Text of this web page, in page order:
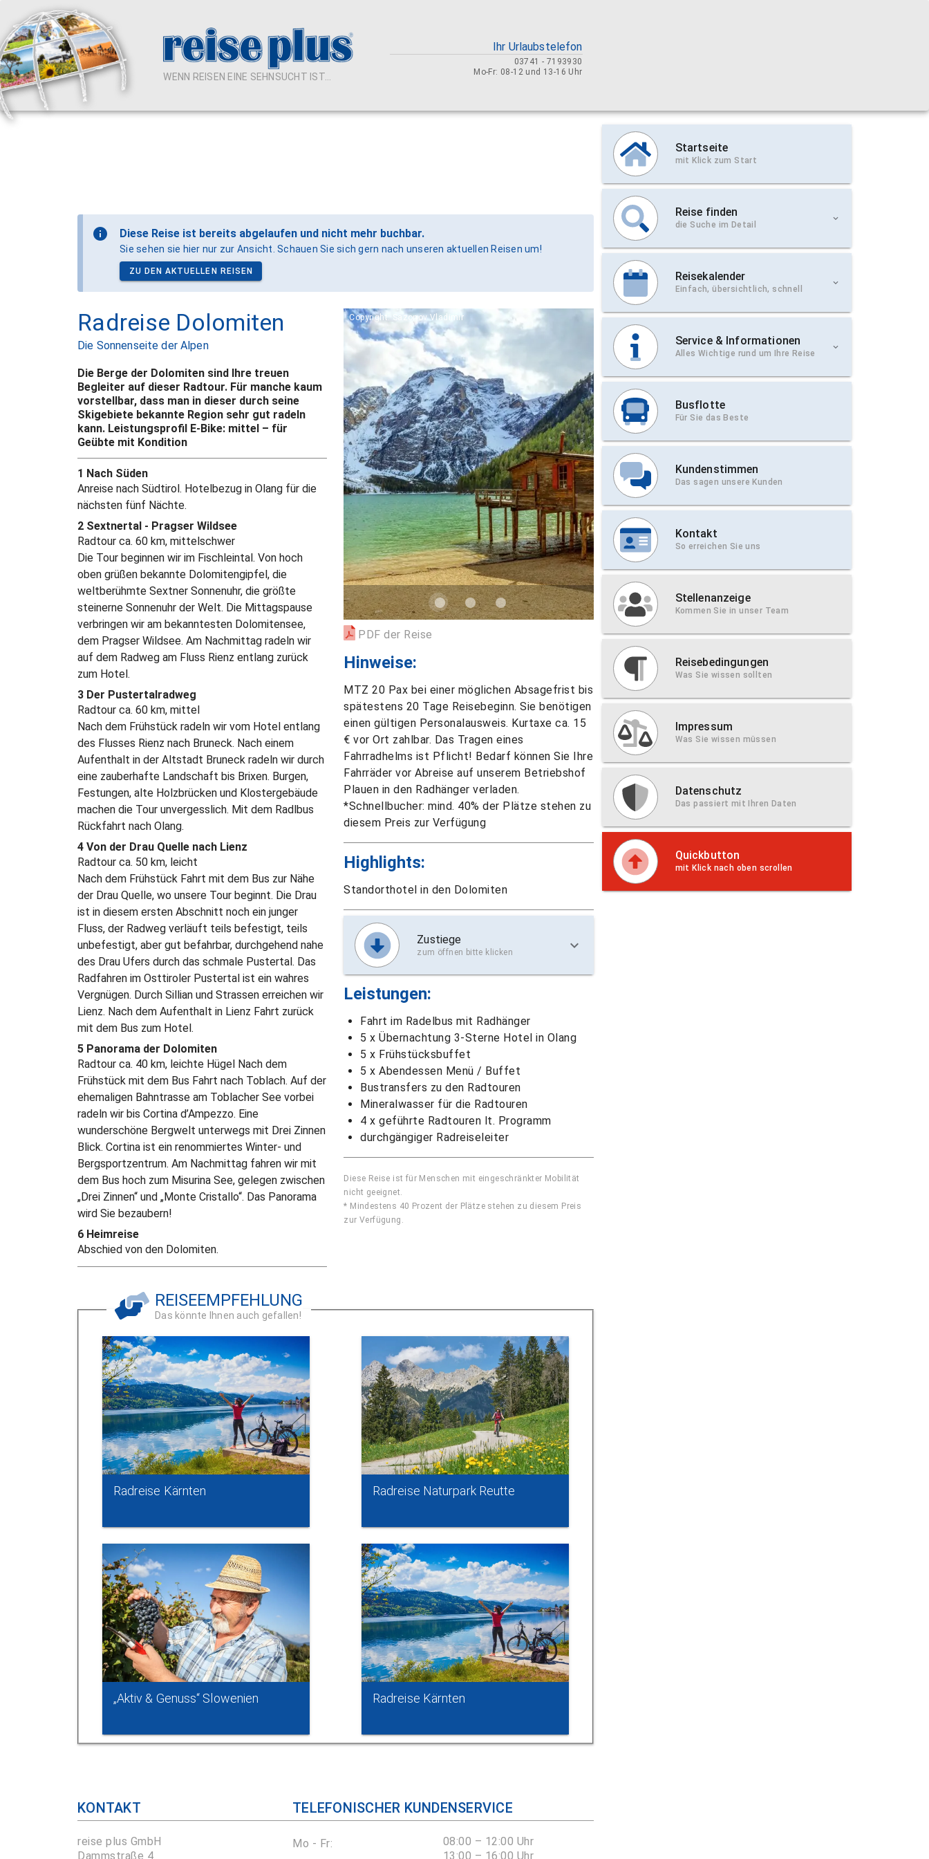
WENN REISEN EINE SEHNSUCHT IST...
Ihr Urlaubstelefon
03741 - 7193930
Mo-Fr: 08-12 und 13-16 Uhr
Diese Reise ist bereits abgelaufen und nicht mehr buchbar.
Sie sehen sie hier nur zur Ansicht. Schauen Sie sich gern nach unseren aktuellen Reisen um!
ZU DEN AKTUELLEN REISEN
Radreise Dolomiten
Die Sonnenseite der Alpen
Die Berge der Dolomiten sind Ihre treuen
Begleiter auf dieser Radtour. Für manche kaum
vorstellbar, dass man in dieser durch seine
Skigebiete bekannte Region sehr gut radeln
kann. Leistungsprofil E-Bike: mittel – für
Geübte mit Kondition
1 Nach Süden
Anreise nach Südtirol. Hotelbezug in Olang für die
nächsten fünf Nächte.
2 Sextnertal - Pragser Wildsee
Radtour ca. 60 km, mittelschwer
Die Tour beginnen wir im Fischleintal. Von hoch
oben grüßen bekannte Dolomitengipfel, die
weltberühmte Sextner Sonnenuhr, die größte
steinerne Sonnenuhr der Welt. Die Mittagspause
verbringen wir am bekanntesten Dolomitensee,
dem Pragser Wildsee. Am Nachmittag radeln wir
auf dem Radweg am Fluss Rienz entlang zurück
zum Hotel.
3 Der Pustertalradweg
Radtour ca. 60 km, mittel
Nach dem Frühstück radeln wir vom Hotel entlang
des Flusses Rienz nach Bruneck. Nach einem
Aufenthalt in der Altstadt Bruneck radeln wir durch
eine zauberhafte Landschaft bis Brixen. Burgen,
Festungen, alte Holzbrücken und Klostergebäude
machen die Tour unvergesslich. Mit dem Radlbus
Rückfahrt nach Olang.
4 Von der Drau Quelle nach Lienz
Radtour ca. 50 km, leicht
Nach dem Frühstück Fahrt mit dem Bus zur Nähe
der Drau Quelle, wo unsere Tour beginnt. Die Drau
ist in diesem ersten Abschnitt noch ein junger
Fluss, der Radweg verläuft teils befestigt, teils
unbefestigt, aber gut befahrbar, durchgehend nahe
des Drau Ufers durch das schmale Pustertal. Das
Radfahren im Osttiroler Pustertal ist ein wahres
Vergnügen. Durch Sillian und Strassen erreichen wir
Lienz. Nach dem Aufenthalt in Lienz Fahrt zurück
mit dem Bus zum Hotel.
5 Panorama der Dolomiten
Radtour ca. 40 km, leichte Hügel Nach dem
Frühstück mit dem Bus Fahrt nach Toblach. Auf der
ehemaligen Bahntrasse am Toblacher See vorbei
radeln wir bis Cortina d’Ampezzo. Eine
wunderschöne Bergwelt unterwegs mit Drei Zinnen
Blick. Cortina ist ein renommiertes Winter- und
Bergsportzentrum. Am Nachmittag fahren wir mit
dem Bus hoch zum Misurina See, gelegen zwischen
„Drei Zinnen“ und „Monte Cristallo“. Das Panorama
wird Sie bezaubern!
6 Heimreise
Abschied von den Dolomiten.
Copyright: Sazonov Vladimir
PDF der Reise
Hinweise:
MTZ 20 Pax bei einer möglichen Absagefrist bis
spätestens 20 Tage Reisebeginn. Sie benötigen
einen gültigen Personalausweis. Kurtaxe ca. 15
€ vor Ort zahlbar. Das Tragen eines
Fahrradhelms ist Pflicht! Bedarf können Sie Ihre
Fahrräder vor Abreise auf unserem Betriebshof
Plauen in den Radhänger verladen.
*Schnellbucher: mind. 40% der Plätze stehen zu
diesem Preis zur Verfügung
Highlights:
Standorthotel in den Dolomiten
Zustiege
zum öffnen bitte klicken
Leistungen:
Fahrt im Radelbus mit Radhänger
5 x Übernachtung 3-Sterne Hotel in Olang
5 x Frühstücksbuffet
5 x Abendessen Menü / Buffet
Bustransfers zu den Radtouren
Mineralwasser für die Radtouren
4 x geführte Radtouren lt. Programm
durchgängiger Radreiseleiter
Diese Reise ist für Menschen mit eingeschränkter Mobilität
nicht geeignet.
* Mindestens 40 Prozent der Plätze stehen zu diesem Preis
zur Verfügung.
REISEEMPFEHLUNG
Das könnte Ihnen auch gefallen!
Radreise Kärnten Radreise Naturpark Reutte
„Aktiv & Genuss“ Slowenien Radreise Kärnten
KONTAKT
reise plus GmbH
Dammstraße 4
TELEFONISCHER KUNDENSERVICE
Mo - Fr:
08:00 – 12:00 Uhr
13:00 – 16:00 Uhr
Startseite
mit Klick zum Start
Reise finden
die Suche im Detail
Reisekalender
Einfach, übersichtlich, schnell
Service & Informationen
Alles Wichtige rund um Ihre Reise
Busflotte
Für Sie das Beste
Kundenstimmen
Das sagen unsere Kunden
Kontakt
So erreichen Sie uns
Stellenanzeige
Kommen Sie in unser Team
Reisebedingungen
Was Sie wissen sollten
Impressum
Was Sie wissen müssen
Datenschutz
Das passiert mit Ihren Daten
Quickbutton
mit Klick nach oben scrollen